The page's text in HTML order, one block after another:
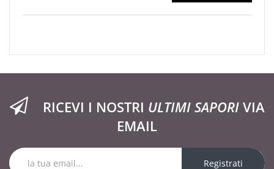
RICEVI I NOSTRI ULTIMI SAPORIVIA
EMAIL
Registrati